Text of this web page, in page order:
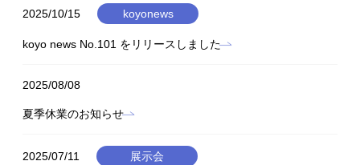
2025/10/15 koyonews
koyo news No.101 をリリースしました
2025/08/08
夏季休業のお知らせ
2025/07/11 展示会